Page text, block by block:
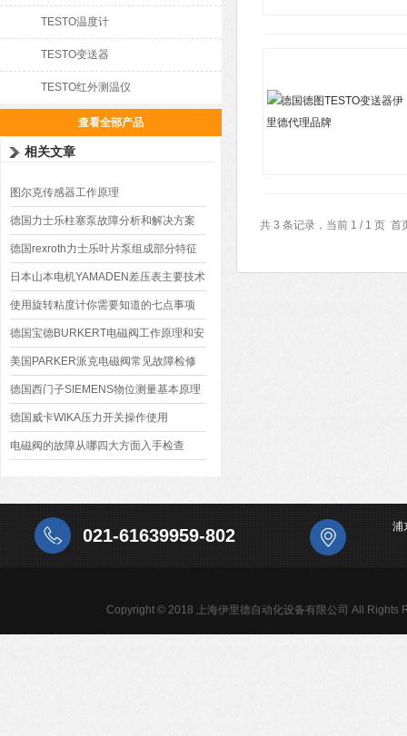
TESTO温度计
TESTO变送器
TESTO红外测温仪
查看全部产品
相关文章
图尔克传感器工作原理
德国力士乐柱塞泵故障分析和解决方案
德国rexroth力士乐叶片泵组成部分特征
日本山本电机YAMADEN差压表主要技术
指标
使用旋转粘度计你需要知道的七点事项
德国宝德BURKERT电磁阀工作原理和安
装事宜
美国PARKER派克电磁阀常见故障检修
方案
德国西门子SIEMENS物位测量基本原理
德国威卡WIKA压力开关操作使用
电磁阀的故障从哪四大方面入手检查
共 3 条记录，当前 1 / 1 页
021-61639959-802 浦
Copyright © 2018 上海伊里德自动化设备有限公司 All Rights